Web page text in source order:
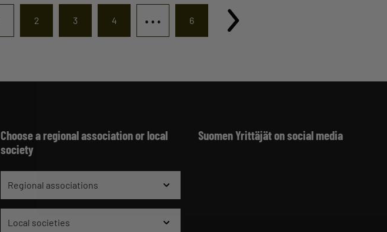
2 3 4 … 6
Choose a regional association or local
society
Regional associations
Local societies
Suomen Yrittäjät on social media